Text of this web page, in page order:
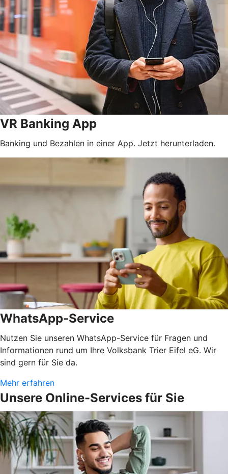
VR Banking App
Banking und Bezahlen in einer App. Jetzt herunterladen.
WhatsApp-Service
Nutzen Sie unseren WhatsApp-Service für Fragen und
Informationen rund um Ihre Volksbank Trier Eifel eG. Wir
sind gern für Sie da.
Mehr erfahren
Unsere Online-Services für Sie